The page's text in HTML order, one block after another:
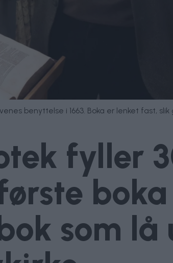
benyttelse i 1663. Boka er lenket fast,
fyller
som lå